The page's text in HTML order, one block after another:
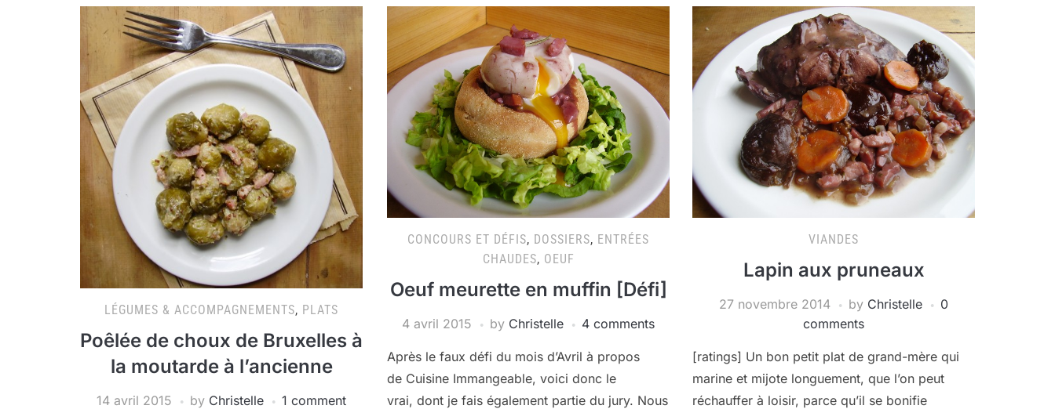
LÉGUMES & ACCOMPAGNEMENTS, PLATS
Poêlée de choux de Bruxelles à
la moutarde à l’ancienne
14 avril 2015 by Christelle 1 comment
CONCOURS ET DÉFIS, DOSSIERS, ENTRÉES
CHAUDES, OEUF
Oeuf meurette en muffin [Défi]
4 avril 2015 by Christelle 4 comments
Après le faux défi du mois d’Avril à propos
de Cuisine Immangeable, voici donc le
vrai, dont je fais également partie du jury. Nous
VIANDES
Lapin aux pruneaux
27 novembre 2014 by Christelle
0
comments
[ratings] Un bon petit plat de grand-mère qui
marine et mijote longuement, que l’on peut
réchauffer à loisir, parce qu’il se bonifie